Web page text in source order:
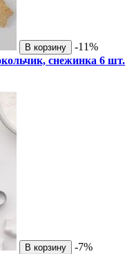
В корзину
-11%
снежинка 6 шт.
В корзину
-7%